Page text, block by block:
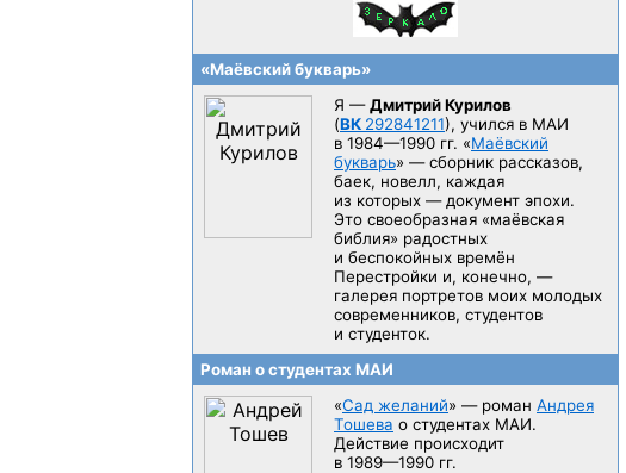
«Маёвский букварь»
Я —Дмитрий Курилов
(ВК 292841211), учился в МАИ
в 1984—1990 гг. «Маёвский
букварь» — сборник рассказов,
баек, новелл, каждая
из которых — документ эпохи.
Это своеобразная «маёвская
библия» радостных
и беспокойных времён
Перестройки и, конечно, —
галерея портретов моих молодых
современников, студентов
и студенток.
Роман о студентах МАИ
«Сад желаний» — роман Андрея
Тошева о студентах МАИ.
Действие происходит
в 1989—1990 гг.